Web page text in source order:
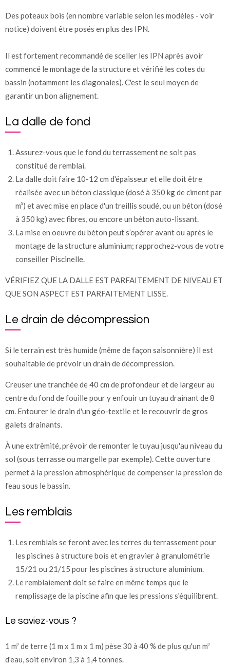
Des poteaux bois (en nombre variable selon les modèles - voir
notice) doivent être posés en plus des IPN.
Il est fortement recommandé de sceller les IPN après avoir
commencé le montage de la structure et vérifié les cotes du
bassin (notamment les diagonales). C'est le seul moyen de
garantir un bon alignement.
La dalle de fond
Assurez-vous que le fond du terrassement ne soit pas
constitué de remblai.
La dalle doit faire 10-12 cm d'épaisseur et elle doit être
réalisée avec un béton classique (dosé à 350 kg de ciment par
m³) et avec mise en place d'un treillis soudé, ou un béton (dosé
à 350 kg) avec fibres, ou encore un béton auto-lissant.
La mise en oeuvre du béton peut s’opérer avant ou après le
montage de la structure aluminium; rapprochez-vous de votre
conseiller Piscinelle.
VÉRIFIEZ QUE LA DALLE EST PARFAITEMENT DE NIVEAU ET
QUE SON ASPECT EST PARFAITEMENT LISSE.
Le drain de décompression
Si le terrain est très humide (même de façon saisonnière) il est
souhaitable de prévoir un drain de décompression.
Creuser une tranchée de 40 cm de profondeur et de largeur au
centre du fond de fouille pour y enfouir un tuyau drainant de 8
cm. Entourer le drain d'un géo-textile et le recouvrir de gros
galets drainants.
À une extrêmité, prévoir de remonter le tuyau jusqu'au niveau du
sol (sous terrasse ou margelle par exemple). Cette ouverture
permet à la pression atmosphérique de compenser la pression de
l'eau sous le bassin.
Les remblais
Les remblais se feront avec les terres du terrassement pour
les piscines à structure bois et en gravier à granulométrie
15/21 ou 21/15 pour les piscines à structure aluminium.
Le remblaiement doit se faire en même temps que le
remplissage de la piscine afin que les pressions s'équilibrent.
Le saviez-vous ?
1 m³ de terre (1 m x 1 m x 1 m) pèse 30 à 40 % de plus qu'un m³
d'eau, soit environ 1,3 à 1,4 tonnes.